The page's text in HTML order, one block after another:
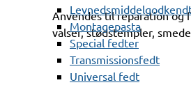
Montagepasta
Special fedter
Transmissionsfedt
Universal fedt
Anvendes til reparation og
valser, stødstempler,